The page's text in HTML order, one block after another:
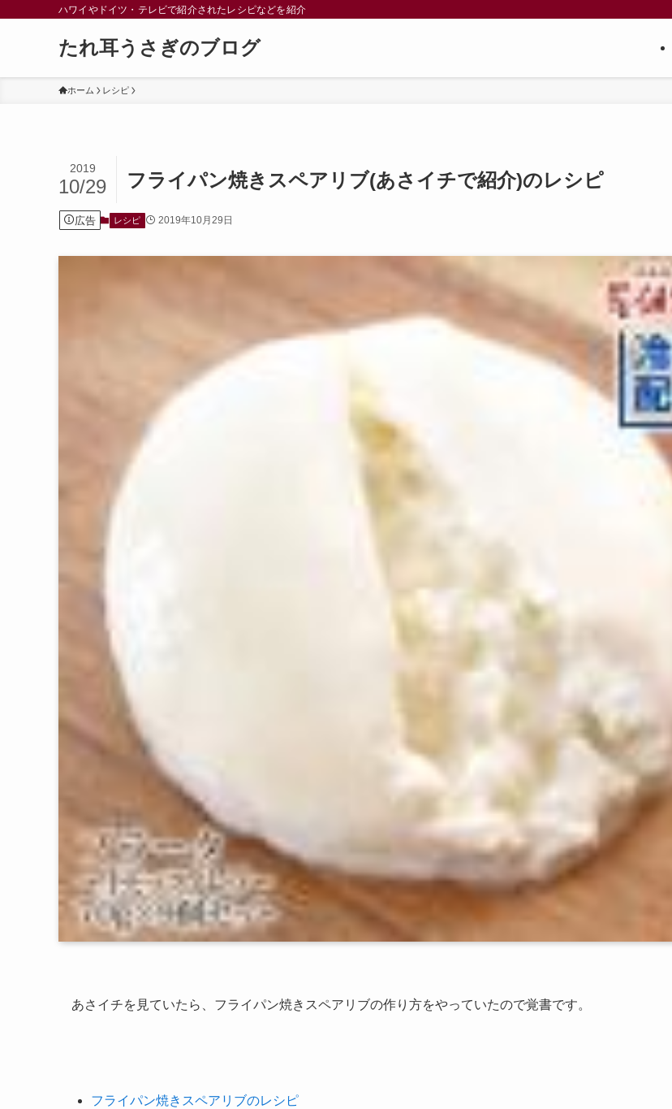
ハワイやドイツ・テレビで紹介されたレシピなどを紹介
たれ耳うさぎのブログ
ホーム レシピ
フライパン焼きスペアリブ(あさイチで紹介)のレシピ
2019
10/29
広告 レシピ 2019年10月29日
あさイチを見ていたら、フライパン焼きスペアリブの作り方をやっていたので覚書です。
フライパン焼きスペアリブのレシピ